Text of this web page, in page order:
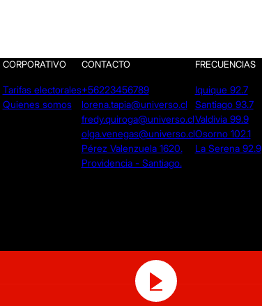
CORPORATIVO
Tarifas electorales
Quienes somos
CONTACTO
+56223456789
lorena.tapia@universo.cl
fredy.quiroga@universo.cl
olga.venegas@universo.cl
Pérez Valenzuela 1620.
Providencia - Santiago.
FRECUENCIAS
Iquique 92.7
Santiago 93.7
Valdivia 99.9
Osorno 102.1
La Serena 92.9